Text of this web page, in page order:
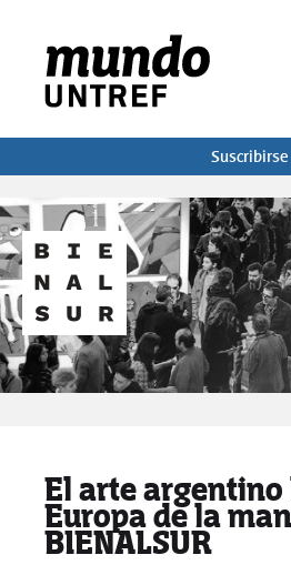
Suscribirse
El arte argentino
Europa de la
BIENALSUR